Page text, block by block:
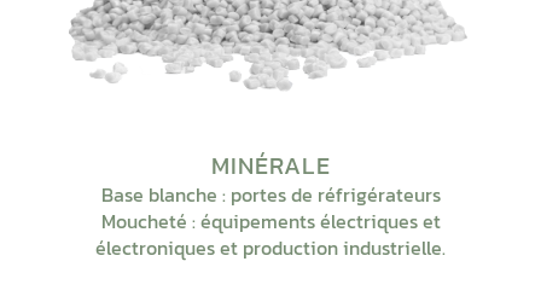
MINÉRALE
Base blanche : portes de réfrigérateurs
Moucheté : équipements électriques et
électroniques et production industrielle.